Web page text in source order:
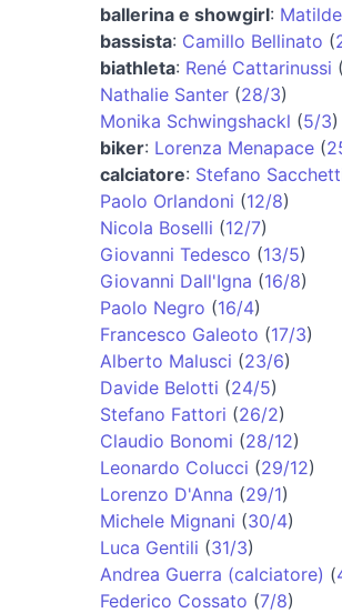
ballerina e showgirl:
bassista: Camillo Bellinato (
biathleta: René Cattarinussi (
Nathalie Santer (28/3)
Monika Schwingshackl (5/3)
biker: Lorenza Menapace (
calciatore: Stefano
Paolo Orlandoni (12/8)
Nicola Boselli (12/7)
Giovanni Tedesco (13/5)
Giovanni Dall'Igna (16/8)
Paolo Negro (16/4)
Francesco Galeoto (17/3)
Alberto Malusci (23/6)
Davide Belotti (24/5)
Stefano Fattori (26/2)
Claudio Bonomi (28/12)
Leonardo Colucci (29/12)
Lorenzo D'Anna (29/1)
Michele Mignani (30/4)
Luca Gentili (31/3)
Andrea Guerra (calciatore) (
Federico Cossato (7/8)